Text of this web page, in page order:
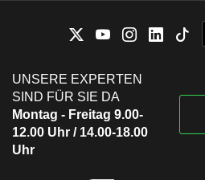
UNSERE EXPERTEN
SIND FÜR SIE DA
Montag - Freitag 9.00-
12.00 Uhr / 14.00-18.00
Uhr